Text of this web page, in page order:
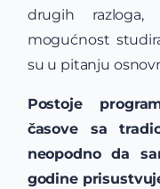
drugih
mogućnost
su u pitanju
Postoje
časove sa
neopodno da
godine